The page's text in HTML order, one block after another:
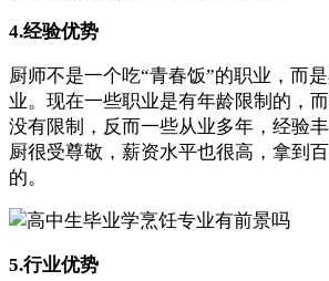
4.经验优势
厨师不是一个吃“青春饭”的职业，而
业。现在一些职业是有年龄限制的，
没有限制，反而一些从业多年，经验
厨很受尊敬，薪资水平也很高，拿到
的。
5.行业优势